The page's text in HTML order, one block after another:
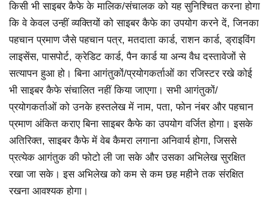
किसी भी साइबर कैफे के मालिक/संचालक को यह सुनिश्चित करना होगा
कि वे केवल उन्हीं व्यक्तियों को साइबर कैफे का उपयोग करने दें, जिनका
पहचान प्रमाण जैसे पहचान पत्र, मतदाता कार्ड, राशन कार्ड, ड्राइविंग
लाइसेंस, पासपोर्ट, क्रेडिट कार्ड, पैन कार्ड या अन्य वैध दस्तावेजों से
सत्यापन हुआ हो। बिना आगंतुकों/प्रयोगकर्ताओं का रजिस्टर रखे कोई
भी साइबर कैफे संचालित नहीं किया जाएगा। सभी आगंतुकों/
प्रयोगकर्ताओं को उनके हस्तलेख में नाम, पता, फोन नंबर और पहचान
प्रमाण अंकित कराए बिना साइबर कैफे का उपयोग वर्जित होगा। इसके
अतिरिक्त, साइबर कैफे में वेब कैमरा लगाना अनिवार्य होगा, जिससे
प्रत्येक आगंतुक की फोटो ली जा सके और उसका अभिलेख सुरक्षित
रखा जा सके। इस अभिलेख को कम से कम छह महीने तक संरक्षित
रखना आवश्यक होगा।